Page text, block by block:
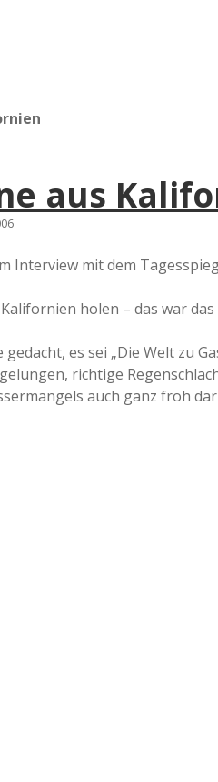
aus
Interview mit dem
holen – das war
es sei „Die Welt zu
richtige
auch ganz froh